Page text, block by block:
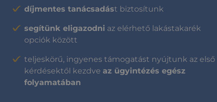
díjmentes tanácsadást biztosítunk
segítünk eligazodni az elérhető lakástakarék
opciók között
teljeskörű, ingyenes támogatást nyújtunk az első
kérdésektől kezdve az ügyintézés egész
folyamatában